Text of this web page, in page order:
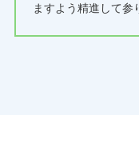
ますよう精進して参